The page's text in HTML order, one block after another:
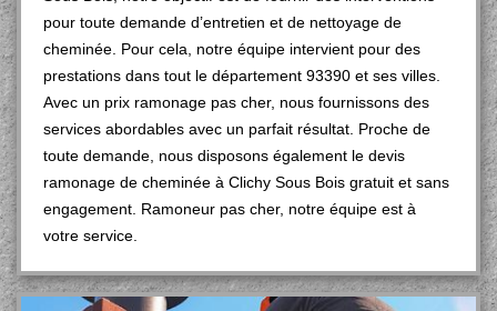
pour toute demande d’entretien et de nettoyage de
cheminée. Pour cela, notre équipe intervient pour des
prestations dans tout le département 93390 et ses villes.
Avec un prix ramonage pas cher, nous fournissons des
services abordables avec un parfait résultat. Proche de
toute demande, nous disposons également le devis
ramonage de cheminée à Clichy Sous Bois gratuit et sans
engagement. Ramoneur pas cher, notre équipe est à
votre service.